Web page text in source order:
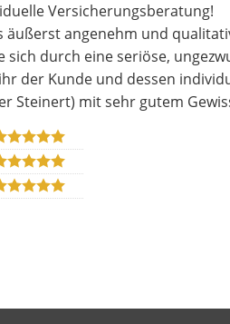
Versicherungsberatung!
äußerst angenehm und
sich durch eine seriöse,
der Kunde und dessen
Steinert) mit sehr gutem